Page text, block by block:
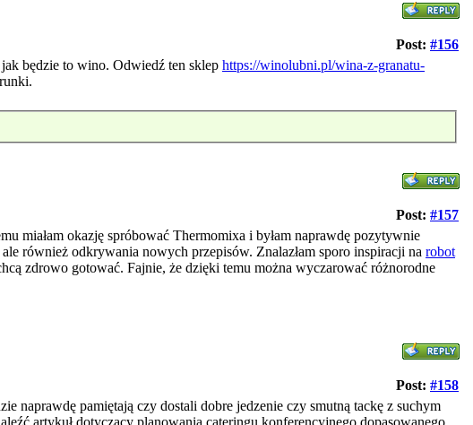
Post: #156
będzie to wino. Odwiedź ten sklep https://winolubni.pl/wina-z-granatu-
Post: #157
miałam okazję spróbować Thermomixa i byłam naprawdę pozytywnie
również odkrywania nowych przepisów. Znalazłam sporo inspiracji na robot
zdrowo gotować. Fajnie, że dzięki temu można wyczarować różnorodne
Post: #158
naprawdę pamiętają czy dostali dobre jedzenie czy smutną tackę z suchym
artykuł dotyczący planowania cateringu konferencyjnego dopasowanego